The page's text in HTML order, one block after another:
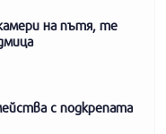
на пътя, те
с подкрепата